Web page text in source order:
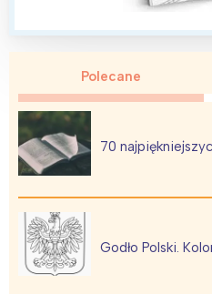
Polecane
70
Godło Polski.